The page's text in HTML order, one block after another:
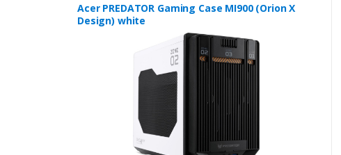
Acer PREDATOR Gaming Case MI900 (Orion X
Design) white